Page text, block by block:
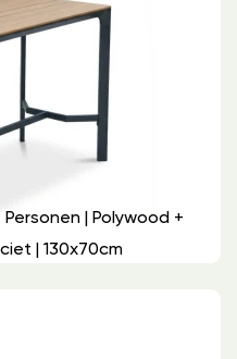
| Polywood +
| 130x70cm